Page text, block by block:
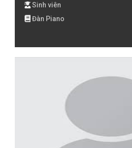
Sinh viên
Đàn Piano